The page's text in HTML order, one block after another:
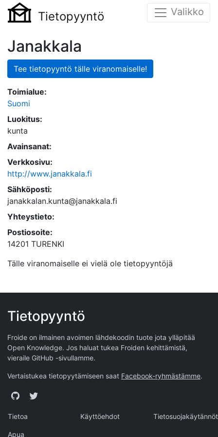
Tietopyyntö Valikko
Janakkala
Tee tietopyyntö tälle viranomaiselle!
Toimialue:
Suomi
Luokitus:
kunta
Avainsanat:
Verkkosivu:
http://www.janakkala.fi
Sähköposti:
janakkalan.kunta@janakkala.fi
Yhteystieto:
Postiosoite:
14201 TURENKI
Tälle viranomaiselle ei vielä ole tietopyyntöjä
Tietopyyntö
Froide on ilmainen avoimen lähdekoodin tuote jota ylläpitää
Open Knowledge. Jos haluat tukea Froiden kehittämistä,
vieraile GitHub -sivullamme.
Vertaistukea tietopyytämiseen saat Facebook-ryhmästämme.
GitHubTwitter
Tietoa Käyttöehdot Tietosuojakäytännöt
Apua